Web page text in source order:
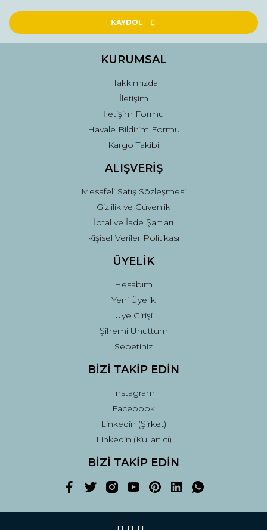
Ürün resmi kalitesiz, bozuk veya görüntülenemiyor.
Ürün açıklamasında eksik bilgiler bulunuyor.
Ürün fiyatı diğer sitelerden daha pahalı.
Gönder
KAYDOL
KURUMSAL
Hakkımızda
İletişim
İletişim Formu
Havale Bildirim Formu
Kargo Takibi
ALIŞVERİŞ
Mesafeli Satış Sözleşmesi
Gizlilik ve Güvenlik
İptal ve İade Şartları
Kişisel Veriler Politikası
ÜYELİK
Hesabım
Yeni Üyelik
Üye Girişi
Şifremi Unuttum
Sepetiniz
BİZİ TAKİP EDİN
Instagram
Facebook
Linkedin (Şirket)
Linkedin (Kullanıcı)
BİZİ TAKİP EDİN